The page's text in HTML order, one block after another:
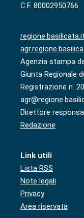
C.F. 80002950766
regione.basilicata.it
Agenzia stampa
Giunta Regionale
Registrazione n.
Direttore
Redazione
Link utili
Lista RSS
Note legali
Privacy
Area riservata